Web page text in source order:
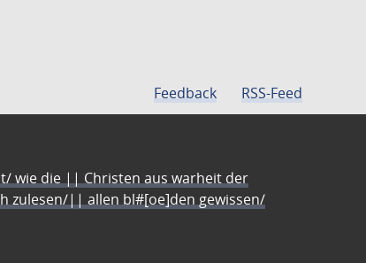
Feedback RSS-Feed
wie die || Christen aus warheit der
zulesen/|| allen bl#[oe]den gewissen/